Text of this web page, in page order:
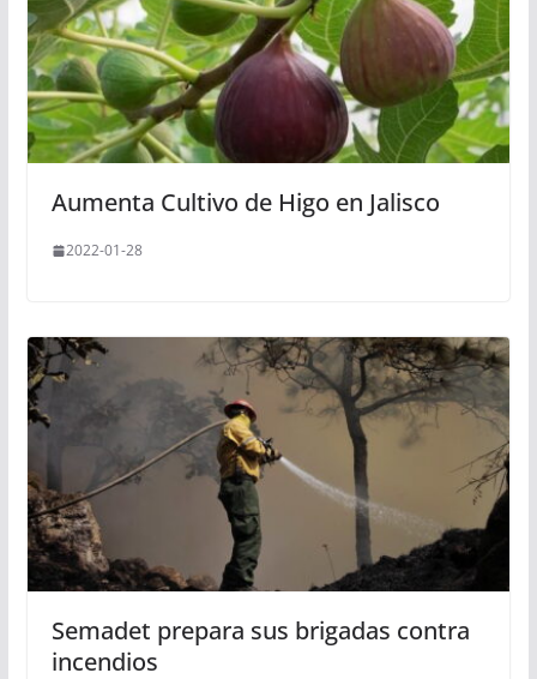
Aumenta Cultivo de Higo en Jalisco
2022-01-28
Semadet prepara sus brigadas contra
incendios